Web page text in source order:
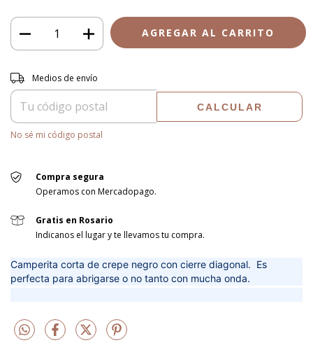
Entregas para el CP:
Medios de envío
CALCULAR
No sé mi código postal
Compra segura
Operamos con Mercadopago.
Gratis en Rosario
Indicanos el lugar y te llevamos tu compra.
Camperita corta de crepe negro con cierre diagonal. Es
perfecta para abrigarse o no tanto con mucha onda.